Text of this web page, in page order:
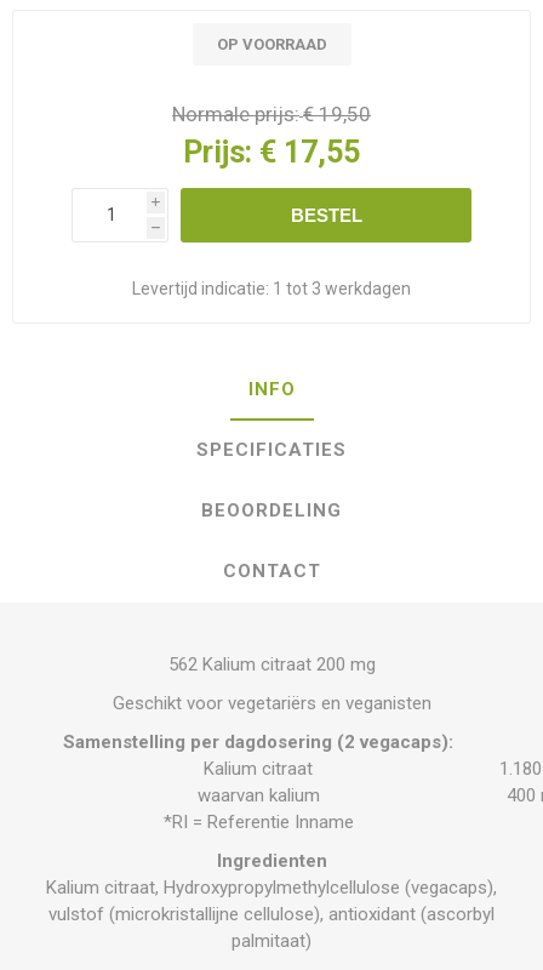
OP VOORRAAD
Normale prijs:€ 19,50
Prijs: € 17,55
i
h
BESTEL
Levertijd indicatie: 1 tot 3 werkdagen
INFO
SPECIFICATIES
BEOORDELING
CONTACT
562 Kalium citraat 200 mg
Geschikt voor vegetariërs en veganisten
Samenstelling per dagdosering (2 vegacaps):
Kalium citraat
waarvan kalium
400
*RI = Referentie Inname
Ingredienten
Kalium citraat, Hydroxypropylmethylcellulose (vegacaps),
vulstof (microkristallijne cellulose), antioxidant (ascorbyl
palmitaat)